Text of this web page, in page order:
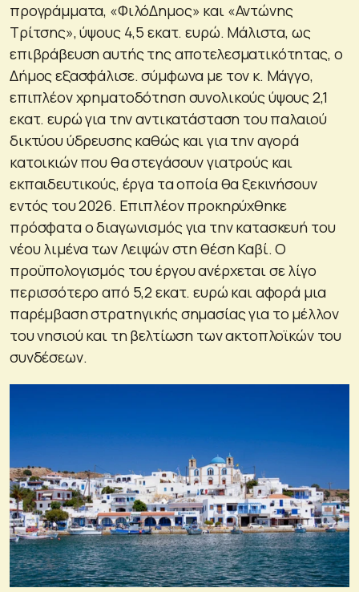
προγράμματα, «ΦιλόΔημος» και «Αντώνης
Τρίτσης», ύψους 4,5 εκατ. ευρώ. Μάλιστα, ως
επιβράβευση αυτής της αποτελεσματικότητας, ο
Δήμος εξασφάλισε. σύμφωνα με τον κ. Μάγγο,
επιπλέον χρηματοδότηση συνολικούς ύψους 2,1
εκατ. ευρώ για την αντικατάσταση του παλαιού
δικτύου ύδρευσης καθώς και για την αγορά
κατοικιών που θα στεγάσουν γιατρούς και
εκπαιδευτικούς, έργα τα οποία θα ξεκινήσουν
εντός του 2026. Επιπλέον προκηρύχθηκε
πρόσφατα ο διαγωνισμός για την κατασκευή του
νέου λιμένα των Λειψών στη θέση Καβί. Ο
προϋπολογισμός του έργου ανέρχεται σε λίγο
περισσότερο από 5,2 εκατ. ευρώ και αφορά μια
παρέμβαση στρατηγικής σημασίας για το μέλλον
του νησιού και τη βελτίωση των ακτοπλοϊκών του
συνδέσεων.